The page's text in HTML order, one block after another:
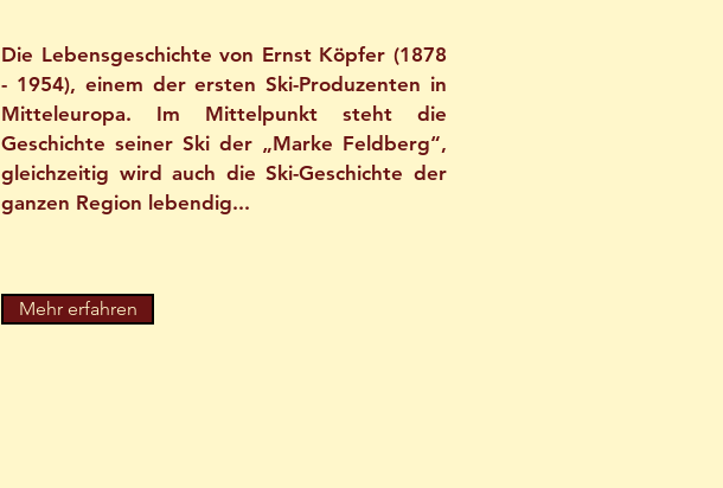
Die Lebensgeschichte von Ernst Köpfer (1878
- 1954), einem der ersten Ski-Produzenten in
Mitteleuropa. Im Mittelpunkt steht die
Geschichte seiner Ski der „Marke Feldberg“,
gleichzeitig wird auch die Ski-Geschichte der
ganzen Region lebendig...
Mehr erfahren